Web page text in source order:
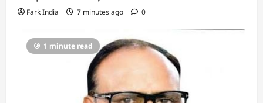
n Fark India 7 minutes ago 0
1 minute read